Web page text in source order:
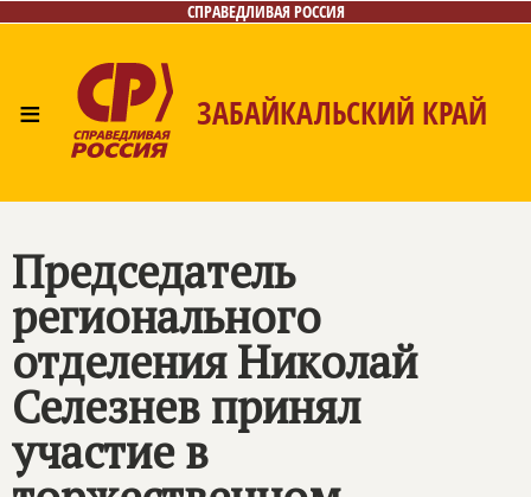
СПРАВЕДЛИВАЯ РОССИЯ
≡ ЗАБАЙКАЛЬСКИЙ КРАЙ
Председатель
регионального
отделения Николай
Селезнев принял
участие в